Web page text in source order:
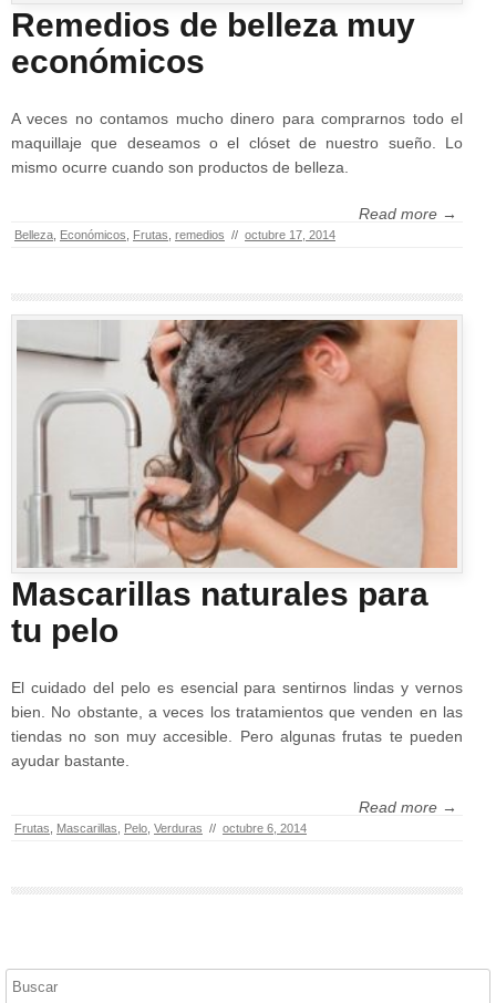
Remedios de belleza muy
económicos
A veces no contamos mucho dinero para comprarnos todo el
maquillaje que deseamos o el clóset de nuestro sueño. Lo
mismo ocurre cuando son productos de belleza.
Read more →
Belleza Económicos Frutas remedios // octubre 17, 2014
Mascarillas naturales para
tu pelo
El cuidado del pelo es esencial para sentirnos lindas y vernos
bien. No obstante, a veces los tratamientos que venden en las
tiendas no son muy accesible. Pero algunas frutas te pueden
ayudar bastante.
Read more →
Frutas Mascarillas Pelo Verduras // octubre 6, 2014
Buscar